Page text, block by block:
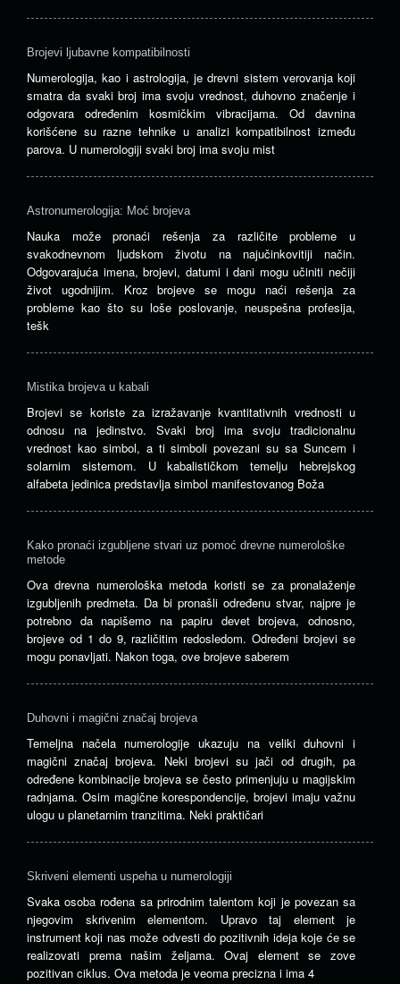
Brojevi ljubavne kompatibilnosti
Numerologija, kao i astrologija, je drevni sistem verovanja koji
smatra da svaki broj ima svoju vrednost, duhovno značenje i
odgovara određenim kosmičkim vibracijama. Od davnina
korišćene su razne tehnike u analizi kompatibilnost između
parova. U numerologiji svaki broj ima svoju mist
Astronumerologija: Moć brojeva
Nauka može pronaći rešenja za različite probleme u
svakodnevnom ljudskom životu na najučinkovitiji način.
Odgovarajuća imena, brojevi, datumi i dani mogu učiniti nečiji
život ugodnijim. Kroz brojeve se mogu naći rešenja za
probleme kao što su loše poslovanje, neuspešna profesija,
tešk
Mistika brojeva u kabali
Brojevi se koriste za izražavanje kvantitativnih vrednosti u
odnosu na jedinstvo. Svaki broj ima svoju tradicionalnu
vrednost kao simbol, a ti simboli povezani su sa Suncem i
solarnim sistemom. U kabalističkom temelju hebrejskog
alfabeta jedinica predstavlja simbol manifestovanog Boža
Kako pronaći izgubljene stvari uz pomoć drevne numerološke
metode
Ova drevna numerološka metoda koristi se za pronalaženje
izgubljenih predmeta. Da bi pronašli određenu stvar, najpre je
potrebno da napišemo na papiru devet brojeva, odnosno,
brojeve od 1 do 9, različitim redosledom. Određeni brojevi se
mogu ponavljati. Nakon toga, ove brojeve saberem
Duhovni i magični značaj brojeva
Temeljna načela numerologije ukazuju na veliki duhovni i
magični značaj brojeva. Neki brojevi su jači od drugih, pa
određene kombinacije brojeva se često primenjuju u magijskim
radnjama. Osim magične korespondencije, brojevi imaju važnu
ulogu u planetarnim tranzitima. Neki praktičari
Skriveni elementi uspeha u numerologiji
Svaka osoba rođena sa prirodnim talentom koji je povezan sa
njegovim skrivenim elementom. Upravo taj element je
instrument koji nas može odvesti do pozitivnih ideja koje će se
realizovati prema našim željama. Ovaj element se zove
pozitivan ciklus. Ova metoda je veoma precizna i ima 4